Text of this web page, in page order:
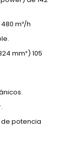
m³/h
mm²) 105
de potencia